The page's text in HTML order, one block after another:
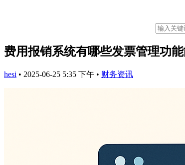
费用报销系统有哪些发票管理功
hesi • 2025-06-25 5:35 下午 • 财务资讯